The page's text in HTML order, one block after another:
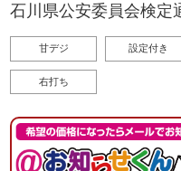
石川県公安委員会検定
甘デジ 設定付き
右打ち